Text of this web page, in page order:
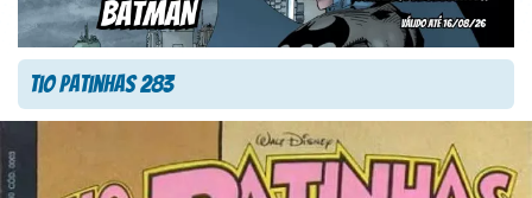
Tio Patinhas 283